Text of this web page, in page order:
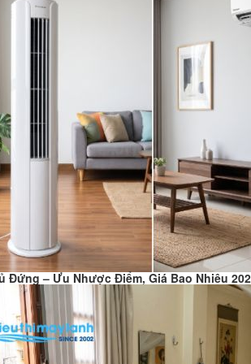
Đứng – Ưu Nhược Điểm, Giá Bao Nhiêu